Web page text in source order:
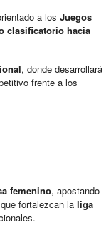
a los Juegos
clasificatorio hacia
, donde desarrollará
frente a los
femenino, apostando
fortalezcan la liga